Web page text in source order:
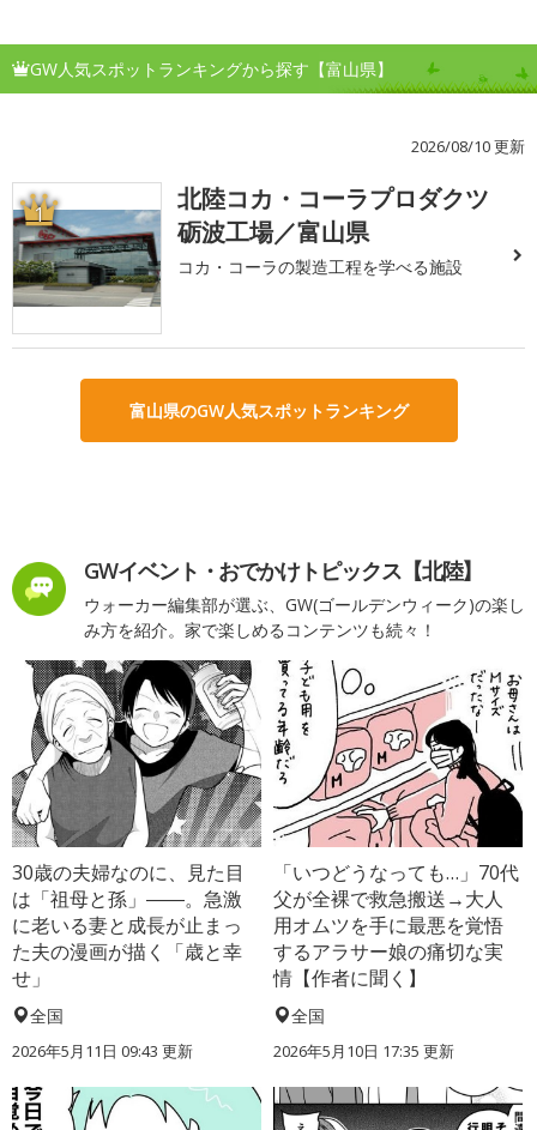
GW人気スポットランキングから探す【富山県】
2026/08/10 更新
1
北陸コカ・コーラプロダクツ
砺波工場／富山県
コカ・コーラの製造工程を学べる施設
富山県のGW人気スポットランキング
GWイベント・おでかけトピックス【北陸】
ウォーカー編集部が選ぶ、GW(ゴールデンウィーク)の楽し
み方を紹介。家で楽しめるコンテンツも続々！
30歳の夫婦なのに、見た目
は「祖母と孫」――。急激
に老いる妻と成長が止まっ
た夫の漫画が描く「歳と幸
せ」
全国
2026年5月11日 09:43 更新
「いつどうなっても…」70代
父が全裸で救急搬送→大人
用オムツを手に最悪を覚悟
するアラサー娘の痛切な実
情【作者に聞く】
全国
2026年5月10日 17:35 更新